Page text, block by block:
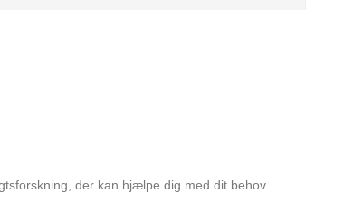
der kan hjælpe dig med dit behov.